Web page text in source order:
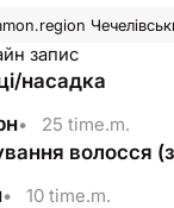
запис
насадка
• 25 time.m.
волосся
• 10 time.m.